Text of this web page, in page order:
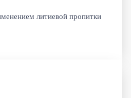
литиевой пропитки